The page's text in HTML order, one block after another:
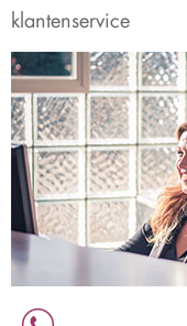
klantenservice